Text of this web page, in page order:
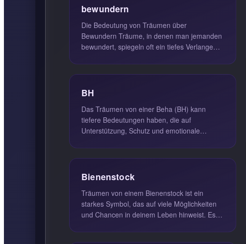
bewundern
Die Bedeutung von Träumen über
Bewundern Träume, in denen man jemanden
bewundert, spiegeln oft ein tiefes Verlangen
BH
Das Träumen von einer Beha (BH) kann
tiefere Bedeutungen haben, die auf
Unterstützung, Schutz und emotionale
Bienenstock
Träumen von einem Bienenstock ist ein
starkes Symbol, das auf viele Möglichkeiten
und Chancen in deinem Leben hinweist. Es